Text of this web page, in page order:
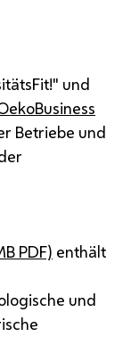
und
Betriebe und
PDF) enthält
und